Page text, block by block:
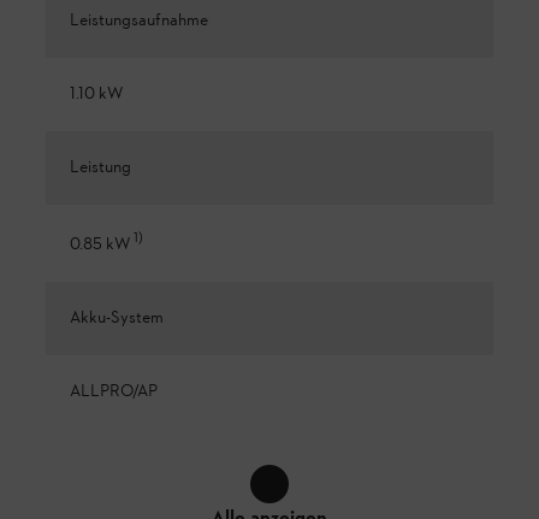
Leistungsaufnahme
1.10 kW
Leistung
0.85 kW1)
Akku-System
ALLPRO/AP